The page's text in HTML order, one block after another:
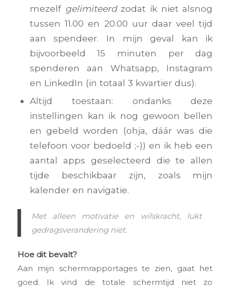
mezelf gelimiteerdzodat ik niet alsnog
tussen 11.00 en 20.00 uur daar veel tijd
aan spendeer. In mijn geval kan ik
bijvoorbeeld 15 minuten per dag
spenderen aan Whatsapp, Instagram
en LinkedIn (in totaal 3 kwartier dus).
Altijd toestaan: ondanks deze
instellingen kan ik nog gewoon bellen
en gebeld worden (ohja, dáár was die
telefoon voor bedoeld ;-)) en ik heb een
aantal apps geselecteerd die te allen
tijde beschikbaar zijn, zoals mijn
kalender en navigatie.
Met alleen motivatie en wilskracht, lukt
gedragsverandering niet.
Hoe dit bevalt?
Aan mijn schermrapportages te zien, gaat het
goed. Ik vind de totale schermtijd niet zo